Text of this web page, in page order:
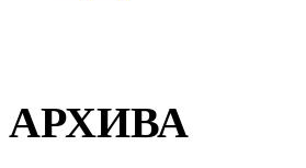
АРХИВА